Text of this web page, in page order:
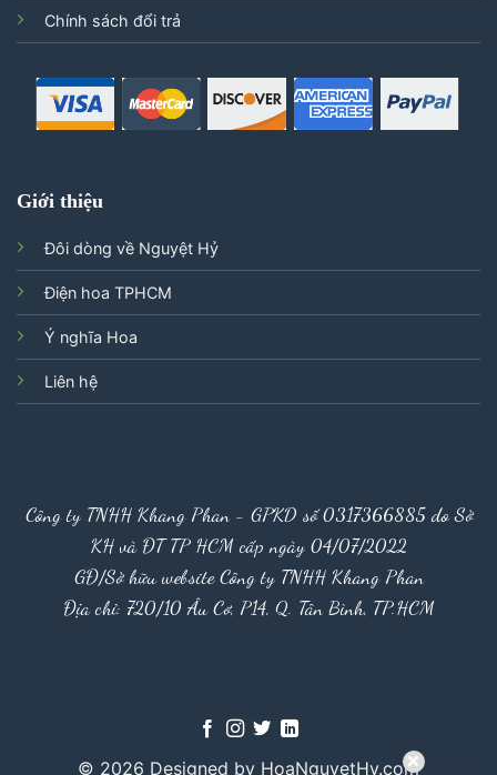
Chính sách đổi trả
Giới thiệu
Đôi dòng về Nguyệt Hỷ
Điện hoa TPHCM
Ý nghĩa Hoa
Liên hệ
Công ty TNHH Khang Phan - GPKD số 0317366885 do Sở
KH và ĐT TP HCM cấp ngày 04/07/2022
GĐ/Sở hữu website Công ty TNHH Khang Phan
Địa chỉ: 720/10 Âu Cơ, P14, Q. Tân Bình, TP.HCM
© 2026 Designed by HoaNguyetHy.com